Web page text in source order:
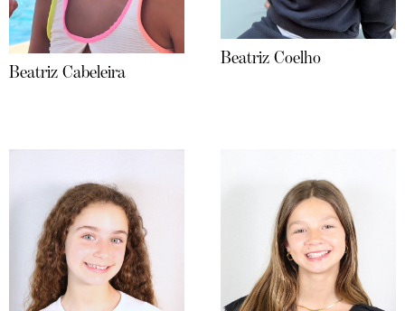
Beatriz Cabeleira
Beatriz Coelho